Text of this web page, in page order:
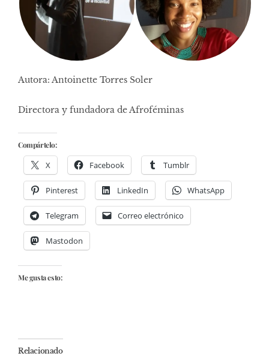
Autora: Antoinette Torres Soler
Directora y fundadora de Afroféminas
Compártelo:
X Facebook Tumblr
Pinterest LinkedIn WhatsApp
Telegram Correo electrónico
Mastodon
Me gusta esto:
Relacionado